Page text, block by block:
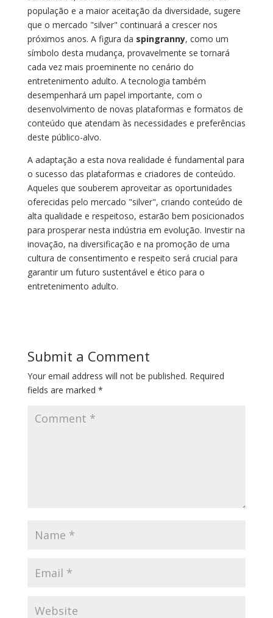
população e a maior aceitação da diversidade, sugere
que o mercado "silver" continuará a crescer nos
próximos anos. A figura da spingranny, como um
símbolo desta mudança, provavelmente se tornará
cada vez mais proeminente no cenário do
entretenimento adulto. A tecnologia também
desempenhará um papel importante, com o
desenvolvimento de novas plataformas e formatos de
conteúdo que atendam às necessidades e preferências
deste público-alvo.
A adaptação a esta nova realidade é fundamental para
o sucesso das plataformas e criadores de conteúdo.
Aqueles que souberem aproveitar as oportunidades
oferecidas pelo mercado "silver", criando conteúdo de
alta qualidade e respeitoso, estarão bem posicionados
para prosperar nesta indústria em evolução. Investir na
inovação, na diversificação e na promoção de uma
cultura de consentimento e respeito será crucial para
garantir um futuro sustentável e ético para o
entretenimento adulto.
Submit a Comment
Your email address will not be published. Required
fields are marked *